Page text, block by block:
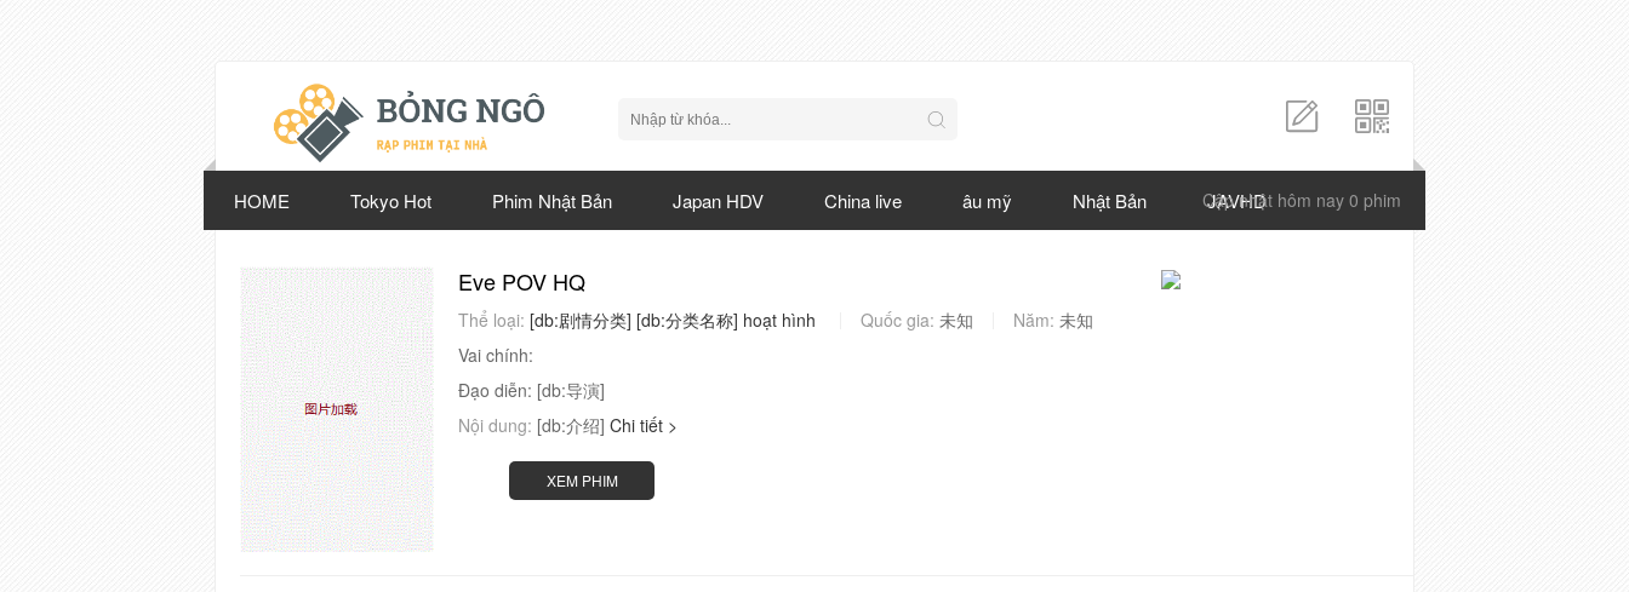
Cập nhật hôm nay 0 phim
HOME Tokyo Hot Phim Nhật Bản Japan HDV China live âu mỹ Nhật Bản JAVHD
Eve POV HQ
Thể loại: [db:剧情分类] [db:分类名称] hoạt hình Quốc gia: 未知 Năm: 未知
Vai chính:
Đạo diễn: [db:导演]
Nội dung: [db:介绍] Chi tiết >
XEM PHIM